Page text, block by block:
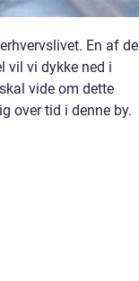
En af de
vil vi dykke ned i
vide om dette
over tid i denne by.